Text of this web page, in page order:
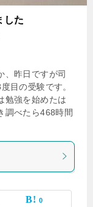
した
、昨日ですが司
目の受験です。
勉強を始めたは
調べたら468時間
0